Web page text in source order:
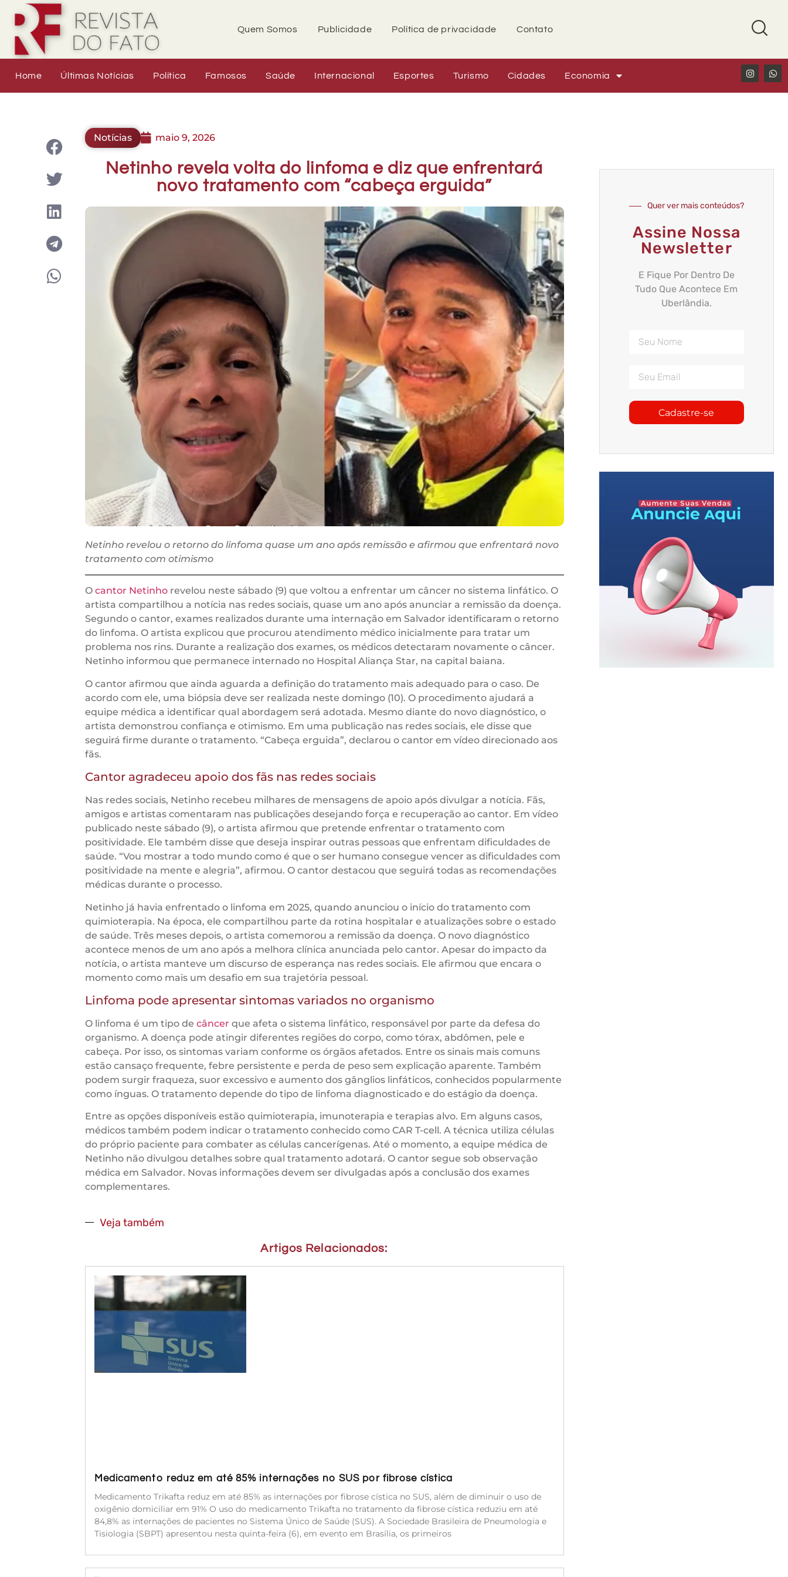
Quem Somos Publicidade Política de privacidade Contato
Home Últimas Notícias Política Famosos Saúde Internacional Esportes Turismo Cidades Economia
Notícias maio 9, 2026
Netinho revela volta do linfoma e diz que enfrentará
novo tratamento com “cabeça erguida”
Netinho revelou o retorno do linfoma quase um ano após remissão e afirmou que enfrentará novo
tratamento com otimismo
O cantor Netinhorevelou neste sábado (9) que voltou a enfrentar um câncer no sistema linfático. O
artista compartilhou a notícia nas redes sociais, quase um ano após anunciar a remissão da doença.
Segundo o cantor, exames realizados durante uma internação em Salvador identificaram o retorno
do linfoma. O artista explicou que procurou atendimento médico inicialmente para tratar um
problema nos rins. Durante a realização dos exames, os médicos detectaram novamente o câncer.
Netinho informou que permanece internado no Hospital Aliança Star, na capital baiana.
O cantor afirmou que ainda aguarda a definição do tratamento mais adequado para o caso. De
acordo com ele, uma biópsia deve ser realizada neste domingo (10). O procedimento ajudará a
equipe médica a identificar qual abordagem será adotada. Mesmo diante do novo diagnóstico, o
artista demonstrou confiança e otimismo. Em uma publicação nas redes sociais, ele disse que
seguirá firme durante o tratamento. “Cabeça erguida”, declarou o cantor em vídeo direcionado aos
fãs.
Cantor agradeceu apoio dos fãs nas redes sociais
Nas redes sociais, Netinho recebeu milhares de mensagens de apoio após divulgar a notícia. Fãs,
amigos e artistas comentaram nas publicações desejando força e recuperação ao cantor. Em vídeo
publicado neste sábado (9), o artista afirmou que pretende enfrentar o tratamento com
positividade. Ele também disse que deseja inspirar outras pessoas que enfrentam dificuldades de
saúde. “Vou mostrar a todo mundo como é que o ser humano consegue vencer as dificuldades com
positividade na mente e alegria”, afirmou. O cantor destacou que seguirá todas as recomendações
médicas durante o processo.
Netinho já havia enfrentado o linfoma em 2025, quando anunciou o início do tratamento com
quimioterapia. Na época, ele compartilhou parte da rotina hospitalar e atualizações sobre o estado
de saúde. Três meses depois, o artista comemorou a remissão da doença. O novo diagnóstico
acontece menos de um ano após a melhora clínica anunciada pelo cantor. Apesar do impacto da
notícia, o artista manteve um discurso de esperança nas redes sociais. Ele afirmou que encara o
momento como mais um desafio em sua trajetória pessoal.
Linfoma pode apresentar sintomas variados no organismo
O linfoma é um tipo de câncer que afeta o sistema linfático, responsável por parte da defesa do
organismo. A doença pode atingir diferentes regiões do corpo, como tórax, abdômen, pele e
cabeça. Por isso, os sintomas variam conforme os órgãos afetados. Entre os sinais mais comuns
estão cansaço frequente, febre persistente e perda de peso sem explicação aparente. Também
podem surgir fraqueza, suor excessivo e aumento dos gânglios linfáticos, conhecidos popularmente
como ínguas. O tratamento depende do tipo de linfoma diagnosticado e do estágio da doença.
Entre as opções disponíveis estão quimioterapia, imunoterapia e terapias alvo. Em alguns casos,
médicos também podem indicar o tratamento conhecido como CAR T-cell. A técnica utiliza células
do próprio paciente para combater as células cancerígenas. Até o momento, a equipe médica de
Netinho não divulgou detalhes sobre qual tratamento adotará. O cantor segue sob observação
médica em Salvador. Novas informações devem ser divulgadas após a conclusão dos exames
complementares.
Veja também
Artigos Relacionados:
Medicamento reduz em até 85% internações no SUS por fibrose cística
Medicamento Trikafta reduz em até 85% as internações por fibrose cística no SUS, além de diminuir o uso de
oxigênio domiciliar em 91% O uso do medicamento Trikafta no tratamento da fibrose cística reduziu em até
84,8% as internações de pacientes no Sistema Único de Saúde (SUS). A Sociedade Brasileira de Pneumologia e
Tisiologia (SBPT) apresentou nesta quinta-feira (6), em evento em Brasília, os primeiros
Quer ver mais conteúdos?
Assine Nossa
Newsletter
E Fique Por Dentro De
Tudo Que Acontece Em
Uberlândia.
Cadastre-se